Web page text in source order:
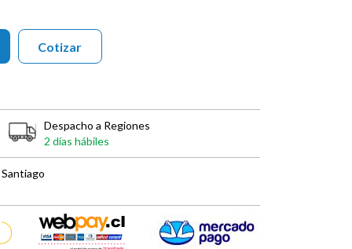
Cotizar
Despacho a Regiones
2 días hábiles